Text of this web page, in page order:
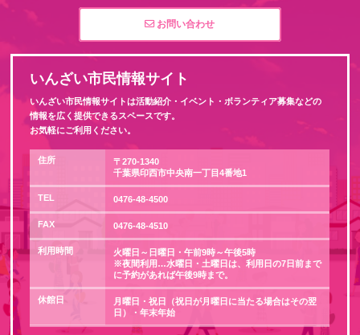
お問い合わせ
いんざい市民情報サイト
いんざい市民情報サイトは活動紹介・イベント・ボランティア募集などの
情報を広く提供できるスペースです。
お気軽にご利用ください。
住所
〒270-1340
千葉県印西市中央南一丁目4番地1
TEL 0476-48-4500
FAX 0476-48-4510
利用時間
火曜日～日曜日・午前9時～午後5時
※夜間利用…水曜日・土曜日は、利用日の7日前まで
に予約があれば午後9時まで。
休館日
月曜日・祝日（祝日が月曜日に当たる場合はその翌
日）・年末年始